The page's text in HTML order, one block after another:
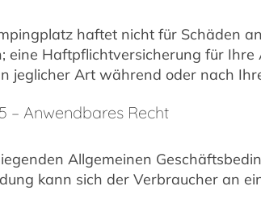
haftet nicht für Schäden
eine Haftpflichtversicherung für
jeglicher Art während oder nach
– Anwendbares Recht
Allgemeinen
kann sich der Verbraucher an